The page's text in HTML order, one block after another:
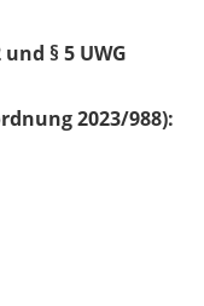
§ 5 UWG
2023/988):